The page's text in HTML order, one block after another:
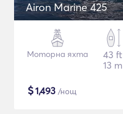
Airon Marine 425
Моторна яхта
43 ft
13 m
$1,493 /нощ